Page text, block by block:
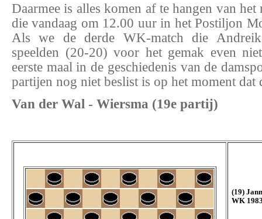
Daarmee is alles komen af te hangen van
die vandaag om 12.00 uur in het Postiljon
Als we de derde WK-match die
speelden (20-20) voor het gemak even
eerste maal in de geschiedenis van de
partijen nog niet beslist is op het moment dat
Van der Wal - Wiersma (19e partij)
(19)
WK